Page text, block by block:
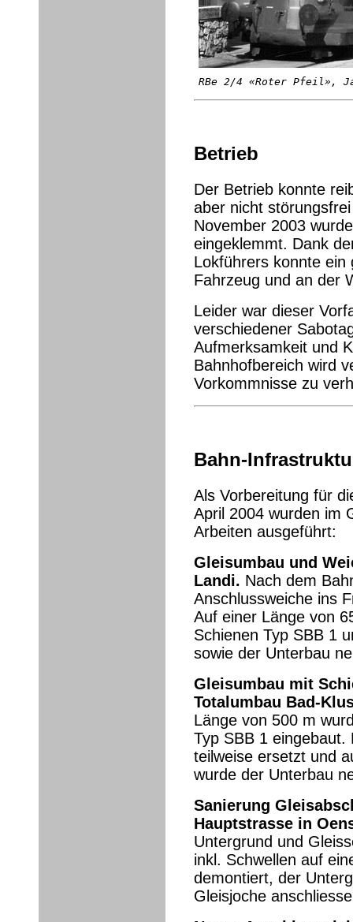
RBe 2/4 «Roter Pfeil»,
Betrieb
Der Betrieb konnte
aber nicht
November 2003
eingeklemmt. Dank
Lokführers konnte ein
Fahrzeug und an der
Leider war dieser
verschiedener
Aufmerksamkeit und
Bahnhofbereich wird
Vorkommnisse zu
Bahn-
Als Vorbereitung für
April 2004 wurden im
Arbeiten ausgeführt:
Gleisumbau und
Landi. Nach dem
Anschlussweiche ins
Auf einer Länge von
Schienen Typ SBB 1
sowie der Unterbau
Gleisumbau mit
Totalumbau Bad-
Länge von 500 m
Typ SBB 1 eingebaut.
teilweise ersetzt und
wurde der Unterbau
Sanierung
Hauptstrasse in
Untergrund und
inkl. Schwellen auf
demontiert, der
Gleisjoche